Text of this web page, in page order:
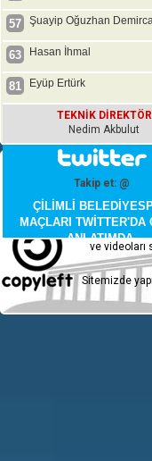
57 Şuayip Oğuzhan
63 Hasan İhmal
81 Eyüp Ertürk
TEKNİK DİREKTÖR
Nedim Akbulut
Takip et: @
ÇİLİMLİ
MAÇLARI TWİTTER'DA
ANLATIMDA.
ANA SAYFA|
Copyleft 2015
ve
Sitemizde